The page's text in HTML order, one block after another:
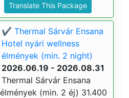
Translate This Package
✔️ Thermal Sárvár Ensana
Hotel nyári wellness
élmények (min. 2 night)
2026.06.19 - 2026.08.31
Thermal Sárvár Ensana
(min. 2 éj) 31.400